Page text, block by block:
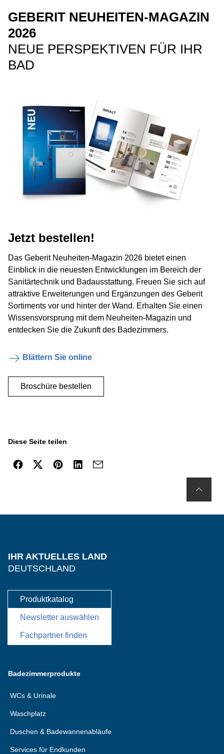
GEBERIT NEUHEITEN-MAGAZIN
2026
NEUE PERSPEKTIVEN FÜR IHR
BAD
Jetzt bestellen!
Das Geberit Neuheiten-Magazin 2026 bietet einen
Einblick in die neuesten Entwicklungen im Bereich der
Sanitärtechnik und Badausstattung. Freuen Sie sich auf
attraktive Erweiterungen und Ergänzungen des Geberit
Sortiments vor und hinter der Wand. Erhalten Sie einen
Wissensvorsprung mit dem Neuheiten-Magazin und
entdecken Sie die Zukunft des Badezimmers.
Blättern Sie online
Broschüre bestellen
Diese Seite teilen
IHR AKTUELLES LAND
DEUTSCHLAND
Produktkatalog
Newsletter auswählen
Fachpartner finden
Badezimmerprodukte
WCs & Urinale
Waschplatz
Duschen & Badewannenabläufe
Services für Endkunden